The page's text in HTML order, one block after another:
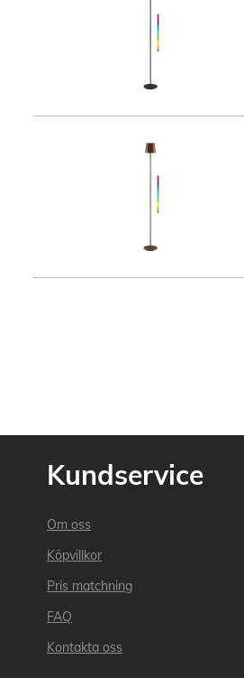
Kundservice
Om oss
Köpvillkor
Pris matchning
FAQ
Kontakta oss